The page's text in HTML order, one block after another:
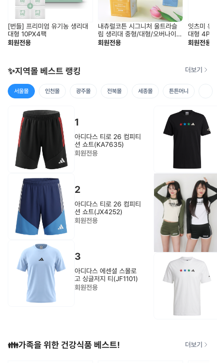
[번들] 프리미엄 유기농 생리대
대형 10PX4팩
회원전용
내츄럴코튼 시그니처 울트라슬
림 생리대 중형/대형/오버나이
트/라이너 10팩세트
회원전용
잇츠미 유
대형
회원전용
✨지역몰 베스트 랭킹 더보기
서울몰 인천몰 광주몰 전북몰 세종몰 튼튼머니
1
아디다스 티로 26 컴피티
션 쇼트(KA7635)
회원전용
2
아디다스 티로 26 컴피티
션 쇼트(JX4252)
회원전용
3
아디다스 에센셜 스몰로
고 싱글저지 티(JF1101)
회원전용
👪가족을 위한 건강식품 베스트! 더보기